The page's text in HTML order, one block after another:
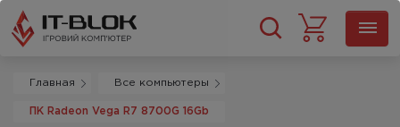
Главная Все компьютеры
ПК Radeon Vega R7 8700G 16Gb